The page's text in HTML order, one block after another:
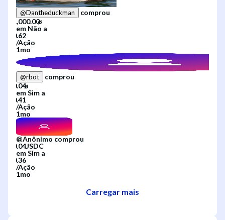
@Dantheduckman
comprou
em Não a
/Ação
1mo
@rbot
comprou
emSim a
/Ação
1mo
@Anônimo comprou
emSim a
/Ação
1mo
Carregar mais